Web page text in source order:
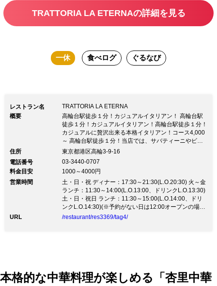
ンチをお過ごしください。
TRATTORIA LA ETERNAの詳細を見る
一休 食べログ ぐるなび
レストラン名
TRATTORIA LA ETERNA
概要
高輪台駅徒歩１分！カジュアルイタリアン！ 高輪台駅
徒歩１分！カジュアルイタリアン！高輪台駅徒歩１分！
カジュアルに贅沢出来る本格イタリアン！コース4,000
～ 高輪台駅徒歩１分！当店では、サバティーニやビス
ボッチャなど 都内有名イタリアンで料理長を勤めたシ
材も宮崎和牛や九州直送鮮魚、駿河湾のアカザエビな
ど、こだわり食材を贅沢に 使用しています。 ２階はゆ
ったり座れるレストランとして。１階は気軽に立ち寄れ
るBARスペースとして お席を御用意しています。 ご家
族、ご友人とお気軽にお越し下さい。
住所
東京都港区高輪3-9-16
電話番号
03-3440-0707
料金目安
1000～4000円
営業時間
土・日・祝 ディナー：17:30～21:30(L.O.20:30) 火～金
ランチ：11:30～14:00(L.O.13:00、ドリンクL.O.13:30)
土・日・祝日 ランチ：11:30～15:00(L.O.14:00、ドリ
ンクL.O.14:30)(※予約がない日は12:00オープンの場合
がございます。御確認下さい。 ※ランチタイム終了次
8/3〜8/31迄の営業時間を短縮します。)
URL /restaurant/res3369/tag4/
本格的な中華料理が楽しめる「杏里中華